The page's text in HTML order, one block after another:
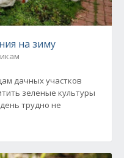
на зиму
дачных участков
зеленые культуры
трудно не